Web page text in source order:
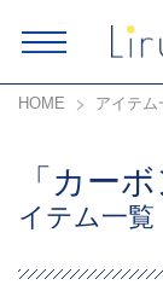
HOME アイテム
「カー
イテム一覧